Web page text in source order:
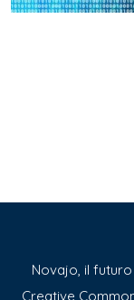
Novajo, il futuro
Creative